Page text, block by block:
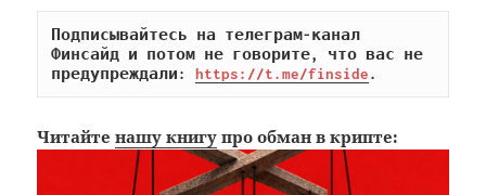
Подписывайтесь на телеграм-канал
Финсайд и потом не говорите, что вас не
предупреждали: https://t.me/finside.
Читайтенашу книгу про обман в крипте: